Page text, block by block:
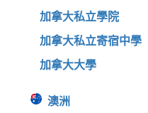
加拿大私立學院
加拿大私立寄宿中學
加拿大大學
澳洲